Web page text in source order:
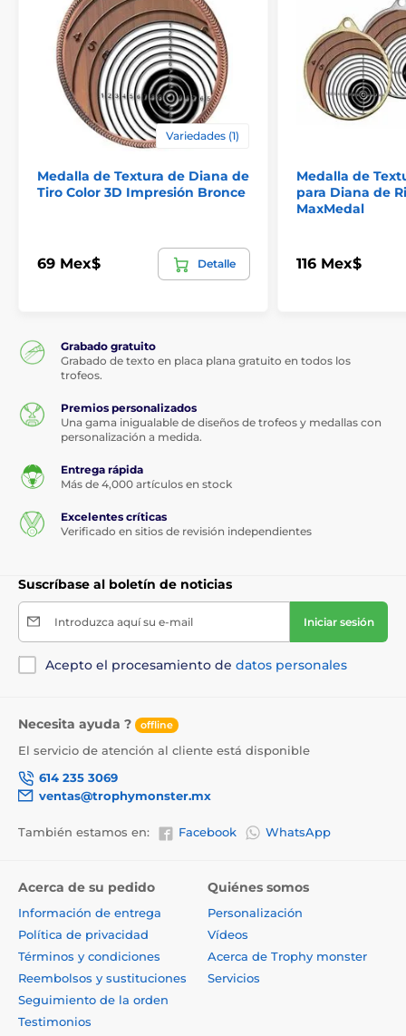
Variedades (1)
Medalla de Textura de Diana de
Tiro Color 3D Impresión Bronce
69 Mex$ Detalle
Medalla de
para Diana de
MaxMedal
116 Mex$
Grabado gratuito
Grabado de texto en placa plana gratuito en todos los
trofeos.
Premios personalizados
Una gama inigualable de diseños de trofeos y medallas con
personalización a medida.
Entrega rápida
Más de 4,000 artículos en stock
Excelentes críticas
Verificado en sitios de revisión independientes
Suscríbase al boletín de noticias
Introduzca aquí su e-mail Iniciar sesión
Acepto el procesamiento de datos personales
Necesita ayuda ? offline
El servicio de atención al cliente está disponible
614 235 3069
ventas@trophymonster.mx
También estamos en: Facebook WhatsApp
Acerca de su pedido
Información de entrega
Política de privacidad
Términos y condiciones
Reembolsos y sustituciones
Seguimiento de la orden
Testimonios
Quiénes somos
Personalización
Vídeos
Acerca de Trophy monster
Servicios